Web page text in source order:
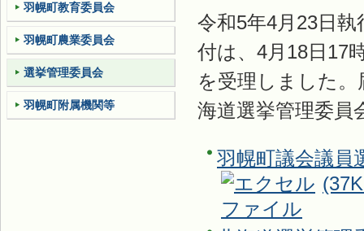
令和5年4月23日
付は、4月18日17
を受理しました
海道選挙管理委員
羽幌町議会議員
羽幌町教育委員会
羽幌町農業委員会
選挙管理委員会
羽幌町附属機関等